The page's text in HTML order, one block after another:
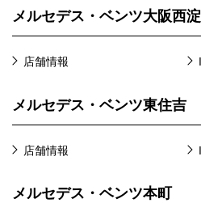
メルセデス・ベンツ大阪西淀
店舗情報
メルセデス・ベンツ東住吉
店舗情報
メルセデス・ベンツ本町